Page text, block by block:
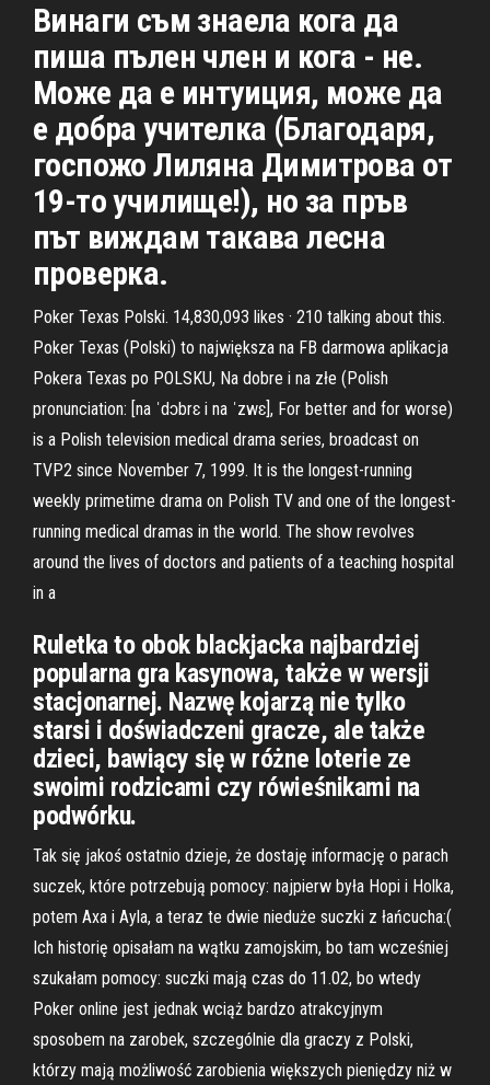
Винаги съм знаела кога да
пиша пълен член и кога - не.
Може да е интуиция, може да
е добра учителка (Благодаря,
госпожо Лиляна Димитрова от
19-то училище!), но за пръв
път виждам такава лесна
проверка.
Poker Texas Polski. 14,830,093 likes · 210 talking about this.
Poker Texas (Polski) to największa na FB darmowa aplikacja
Pokera Texas po POLSKU, Na dobre i na złe (Polish
pronunciation: [na ˈdɔbrɛ i na ˈzwɛ], For better and for worse)
is a Polish television medical drama series, broadcast on
TVP2 since November 7, 1999. It is the longest-running
weekly primetime drama on Polish TV and one of the longest-
running medical dramas in the world. The show revolves
around the lives of doctors and patients of a teaching hospital
in a
Ruletka to obok blackjacka najbardziej
popularna gra kasynowa, także w wersji
stacjonarnej. Nazwę kojarzą nie tylko
starsi i doświadczeni gracze, ale także
dzieci, bawiący się w różne loterie ze
swoimi rodzicami czy rówieśnikami na
podwórku.
Tak się jakoś ostatnio dzieje, że dostaję informację o parach
suczek, które potrzebują pomocy: najpierw była Hopi i Holka,
potem Axa i Ayla, a teraz te dwie nieduże suczki z łańcucha:(
Ich historię opisałam na wątku zamojskim, bo tam wcześniej
szukałam pomocy: suczki mają czas do 11.02, bo wtedy
Poker online jest jednak wciąż bardzo atrakcyjnym
sposobem na zarobek, szczególnie dla graczy z Polski,
którzy mają możliwość zarobienia większych pieniędzy niż w